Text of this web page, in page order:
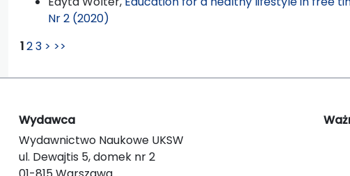
Nr 2 (2020)
123 > >>
Wydawca
Wydawnictwo Naukowe UKSW
ul. Dewajtis 5, domek nr 2